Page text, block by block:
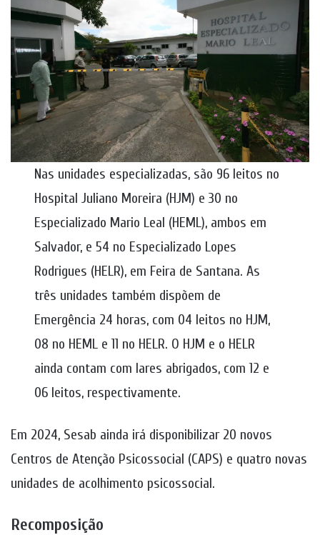
Nas unidades especializadas, são 96 leitos no
Hospital Juliano Moreira (HJM) e 30 no
Especializado Mario Leal (HEML), ambos em
Salvador, e 54 no Especializado Lopes
Rodrigues (HELR), em Feira de Santana. As
três unidades também dispõem de
Emergência 24 horas, com 04 leitos no HJM,
08 no HEML e 11 no HELR. O HJM e o HELR
ainda contam com lares abrigados, com 12 e
06 leitos, respectivamente.
Em 2024, Sesab ainda irá disponibilizar 20 novos
Centros de Atenção Psicossocial (CAPS) e quatro novas
unidades de acolhimento psicossocial.
Recomposição